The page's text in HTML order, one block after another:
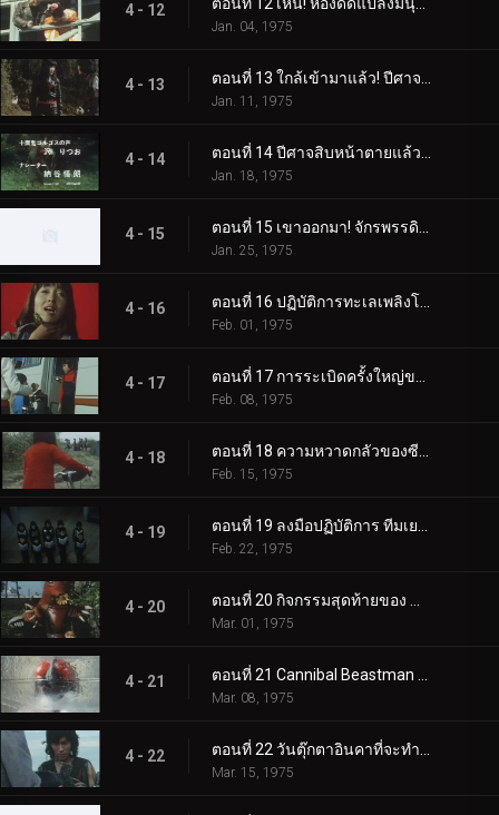
4 - 12
Jan. 04, 1975
4 - 13
Jan. 11, 1975
4 - 14
Jan. 18, 1975
4 - 15
Jan. 25, 1975
4 - 16
Feb. 01, 1975
4 - 17
Feb. 08, 1975
4 - 18
Feb. 15, 1975
4 - 19
Feb. 22, 1975
4 - 20
Mar. 01, 1975
4 - 21
Mar. 08, 1975
4 - 22
Mar. 15, 1975